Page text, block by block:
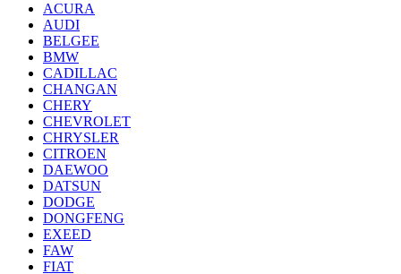
ACURA
AUDI
BELGEE
BMW
CADILLAC
CHANGAN
CHERY
CHEVROLET
CHRYSLER
CITROEN
DAEWOO
DATSUN
DODGE
DONGFENG
EXEED
FAW
FIAT